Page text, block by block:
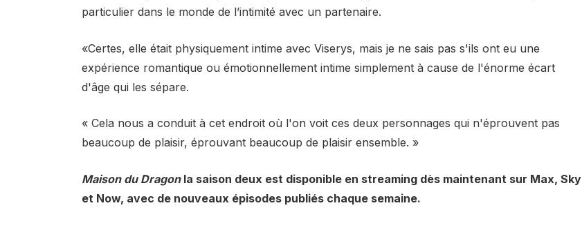
particulier dans le monde de l’intimité avec un partenaire.
«Certes, elle était physiquement intime avec Viserys, mais je ne sais pas s'ils ont eu une
expérience romantique ou émotionnellement intime simplement à cause de l'énorme écart
d'âge qui les sépare.
« Cela nous a conduit à cet endroit où l'on voit ces deux personnages qui n'éprouvent pas
beaucoup de plaisir, éprouvant beaucoup de plaisir ensemble. »
Maison du Dragonla saison deux est disponible en streaming dès maintenant sur Max, Sky
et Now, avec de nouveaux épisodes publiés chaque semaine.